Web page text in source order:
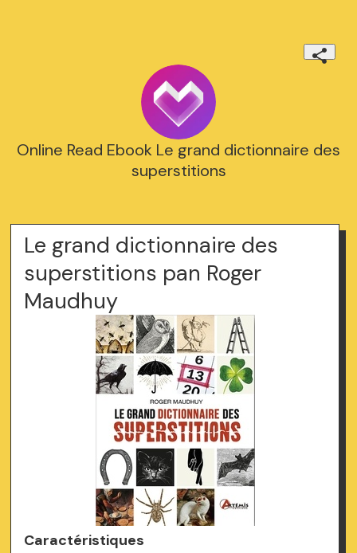
Online Read Ebook Le grand dictionnaire des
superstitions
Le grand dictionnaire des
superstitions pan Roger
Maudhuy
Caractéristiques